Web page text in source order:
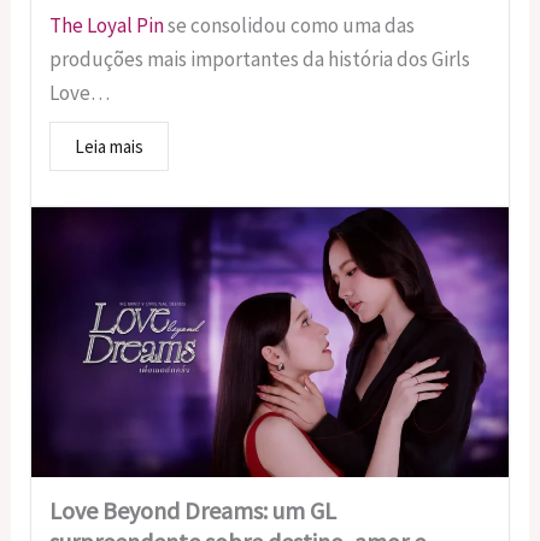
The Loyal Pinse consolidou como uma das
produções mais importantes da história dos Girls
Love…
Leia mais
Love Beyond Dreams: um GL